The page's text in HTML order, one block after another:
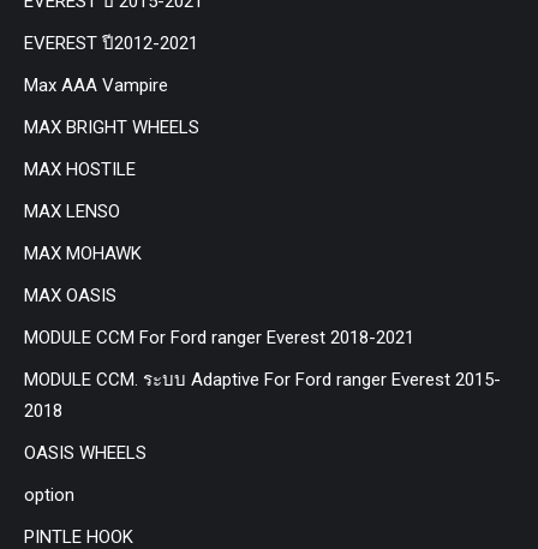
EVEREST ปี2012-2021
Max AAA Vampire
MAX BRIGHT WHEELS
MAX HOSTILE
MAX LENSO
MAX MOHAWK
MAX OASIS
MODULE CCM For Ford ranger Everest 2018-2021
MODULE CCM. ระบบ Adaptive For Ford ranger Everest 2015-
2018
OASIS WHEELS
option
PINTLE HOOK